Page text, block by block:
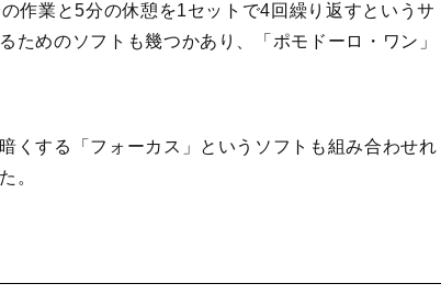
作業と5分の休憩を1セットで4回繰り返すというサ
ためのソフトも幾つかあり、「ポモドーロ・ワン」
くする「フォーカス」というソフトも組み合わせれ
。